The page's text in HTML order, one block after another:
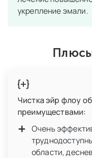
укрепление эмали.
Чистка эйр флоу
преимуществами:
Очень
области,